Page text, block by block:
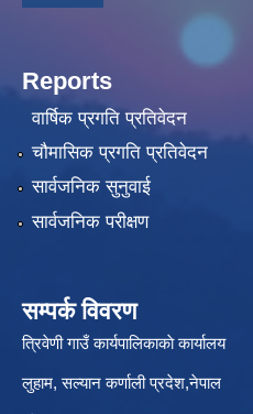
Reports
वार्षिक प्रगति प्रतिवेदन
चौमासिक प्रगति प्रतिवेदन
सार्वजनिक सुनुवाई
सार्वजनिक परीक्षण
सम्पर्क विवरण
त्रिवेणी गाउँ कार्यपालिकाकाे कार्यालय
लुहाम, सल्यान कर्णाली प्रदेश,नेपाल